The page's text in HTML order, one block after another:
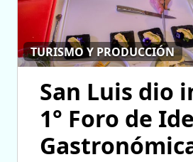
TURISMO Y PRODUCCIÓN
San Luis dio
1° Foro de